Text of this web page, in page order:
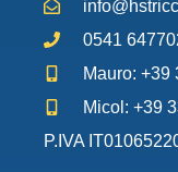
0541
Mauro: +39
Micol: +39
P.IVA